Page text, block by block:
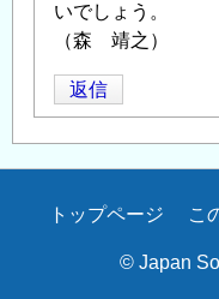
いでしょう。
（森 靖之）
返信
Secondary
トップページ こ
© Japan